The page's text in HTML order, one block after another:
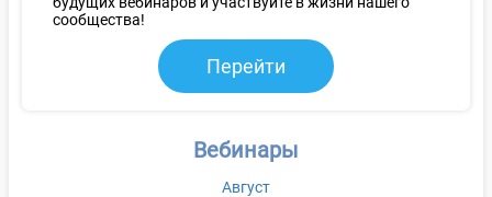
сообщества!
Перейти
Вебинары
Август